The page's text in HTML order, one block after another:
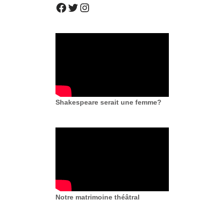
Shakespeare serait une femme?
Notre matrimoine théâtral